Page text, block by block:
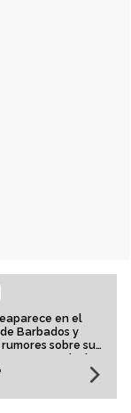
en el
Barbados y
sobre su
regreso musical